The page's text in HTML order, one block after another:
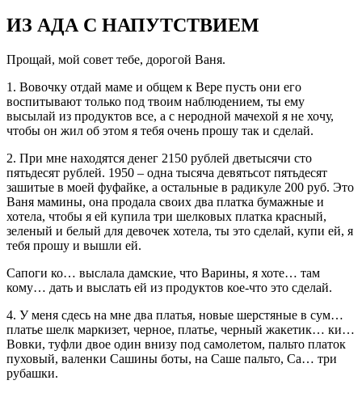
ИЗ АДА С НАПУТСТВИЕМ
Прощай, мой совет тебе, дорогой Ваня.
1. Вовочку отдай маме и общем к Вере пусть они его
воспитывают только под твоим наблюдением, ты ему
высылай из продуктов все, а с неродной мачехой я не хочу,
чтобы он жил об этом я тебя очень прошу так и сделай.
2. При мне находятся денег 2150 рублей дветысячи сто
пятьдесят рублей. 1950 – одна тысяча девятьсот пятьдесят
зашитые в моей фуфайке, а остальные в радикуле 200 руб. Это
Ваня мамины, она продала своих два платка бумажные и
хотела, чтобы я ей купила три шелковых платка красный,
зеленый и белый для девочек хотела, ты это сделай, купи ей, я
тебя прошу и вышли ей.
Сапоги ко… выслала дамские, что Варины, я хоте… там
кому… дать и выслать ей из продуктов кое-что это сделай.
4. У меня сдесь на мне два платья, новые шерстяные в сум…
платье шелк маркизет, черное, платье, черный жакетик… ки…
Вовки, туфли двое один внизу под самолетом, пальто платок
пуховый, валенки Сашины боты, на Саше пальто, Са… три
рубашки.